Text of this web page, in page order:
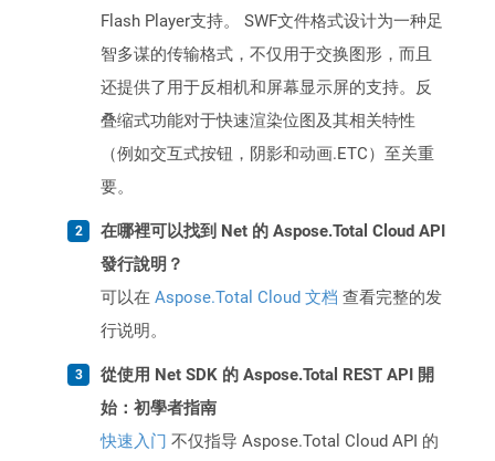
Flash Player支持。 SWF文件格式设计为一种足
智多谋的传输格式，不仅用于交换图形，而且
还提供了用于反相机和屏幕显示屏的支持。反
叠缩式功能对于快速渲染位图及其相关特性
（例如交互式按钮，阴影和动画.ETC）至关重
要。
在哪裡可以找到 Net 的 Aspose.Total Cloud API
發行說明？
可以在 Aspose.Total Cloud 文档 查看完整的发
行说明。
從使用 Net SDK 的 Aspose.Total REST API 開
始：初學者指南
快速入门 不仅指导 Aspose.Total Cloud API 的